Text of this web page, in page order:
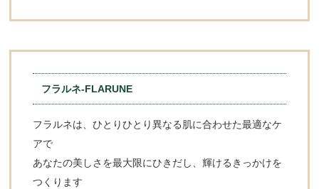
フラルネ-FLARUNE
フラルネは、ひとりひとり異なる肌に合わせた最適なケ
アで
あなたの美しさを最大限にひきだし、輝けるきっかけを
つくります